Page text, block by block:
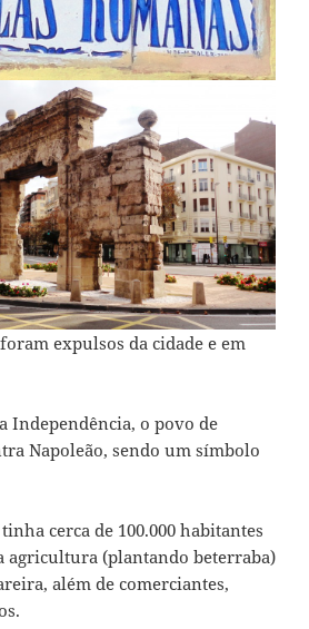
expulsos da cidade e em
Independência, o povo de
Napoleão, sendo um símbolo
cerca de 100.000 habitantes
agricultura (plantando beterraba)
além de comerciantes,